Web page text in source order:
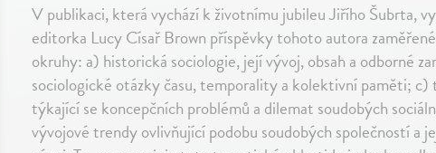
V publikaci, která vychází k životnímu jubileu Jiřího Šubrta,
editorka Lucy Císař Brown příspěvky tohoto autora
okruhy: a) historická sociologie, její vývoj, obsah a odborné
sociologické otázky času, temporality a kolektivní paměti;
týkající se koncepčních problémů a dilemat soudobých
vývojové trendy ovlivňující podobu soudobých společností a